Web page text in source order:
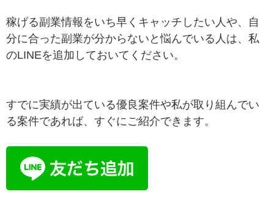
稼げる副業情報をいち早くキャッチしたい人や、自
分に合った副業が分からないと悩んでいる人は、私
のLINEを追加しておいてください。
すでに実績が出ている優良案件や私が取り組んでい
る案件であれば、すぐにご紹介できます。